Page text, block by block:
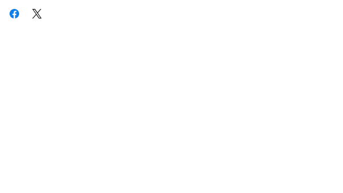
と同じである場合、商品を交換いたします。
5,000円以上の購入で配送料は無料になります。